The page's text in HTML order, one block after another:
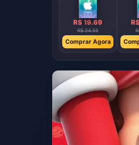
R$ 19.69
R$ 24.55
Comprar Agora